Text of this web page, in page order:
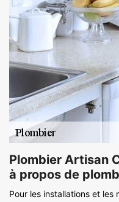
Plombier Artisan
à propos de
Pour les installations et